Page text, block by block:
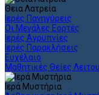
Θεια Λατρεία
Ιερές Πανηγύρεις
Οι Μεγάλες Εορτές
Ιερές Αγρυπνίες
Ιερές Παρακλήσεις
Ευχέλαιο
Μαθητικές Θείες
Ιερά Μυστήρια